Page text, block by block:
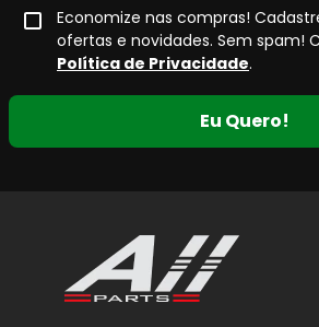
Economize nas compras!
ofertas e novidades. Sem spam!
Política de Privacidade.
Eu Quero!